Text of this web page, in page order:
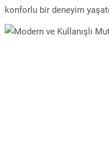
konforlu bir deneyim